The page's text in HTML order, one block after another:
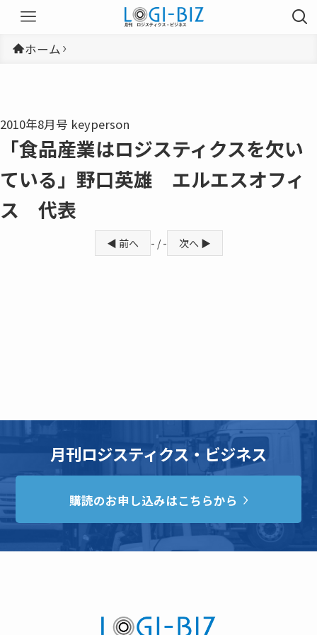
ホーム
2010年8月号 keyperson
「食品産業はロジスティクスを欠い
ている」野口英雄 エルエスオフィ
ス 代表
◀ 前へ - / - 次へ ▶
月刊ロジスティクス・ビジネス
購読のお申し込みはこちらから